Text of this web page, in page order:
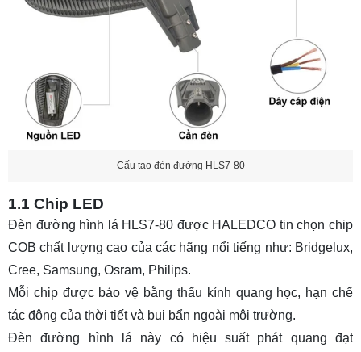
Cấu tạo đèn đường HLS7-80
1.1 Chip LED
Đèn đường hình lá HLS7-80 được HALEDCO tin chọn chip
COB chất lượng cao của các hãng nổi tiếng như: Bridgelux,
Cree, Samsung, Osram, Philips.
Mỗi chip được bảo vệ bằng thấu kính quang học, hạn chế
tác động của thời tiết và bụi bẩn ngoài môi trường.
Đèn đường hình lá này có hiệu suất phát quang đạt